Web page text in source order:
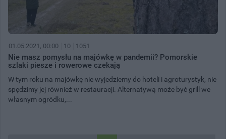
01.05.2021, 00:00 10 1051
Nie masz pomysłu na majówkę w pandemii? Pomorskie
szlaki piesze i rowerowe czekają
W tym roku na majówkę nie wyjedziemy do hoteli i agroturystyk, nie
spędzimy jej również w restauracji. Alternatywą może być grill we
własnym ogródku,...